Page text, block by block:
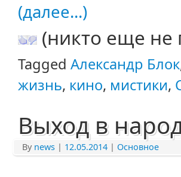
(далее...)
(никто еще не
Tagged Александр Блок
жизнь, кино, мистики,
Выход в
By news | 12.05.2014 | Основное